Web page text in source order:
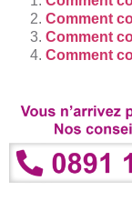
Comment
Comment
Comment